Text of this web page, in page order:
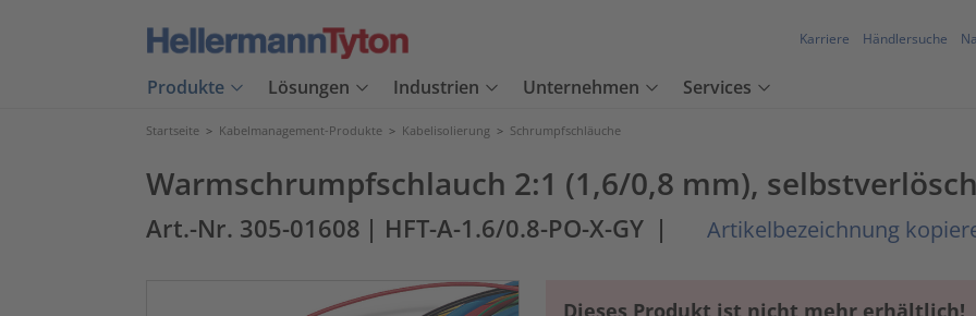
Karriere Händlersuche
Produkte Lösungen Industrien Unternehmen Services
Startseite > Kabelmanagement-Produkte > Kabelisolierung > Schrumpfschläuche
Warmschrumpfschlauch 2:1 (1,6/0,8 mm),
Art.-Nr. 305-01608 | HFT-A-1.6/0.8-PO-X-GY | Artikelbezeichnung
Dieses Produkt ist nicht mehr erhältlich!